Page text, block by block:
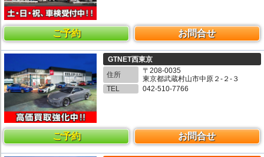
ご予約 お問合せ
GTNET西東京
住所
〒208-0035
東京都武蔵村山市中原２-２-３
TEL
042-510-7766
ご予約 お問合せ